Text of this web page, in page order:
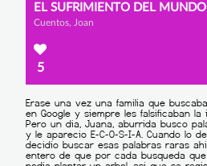
EL SUFRIMIENTO DEL MUNDO
Cuentos, Joan
5